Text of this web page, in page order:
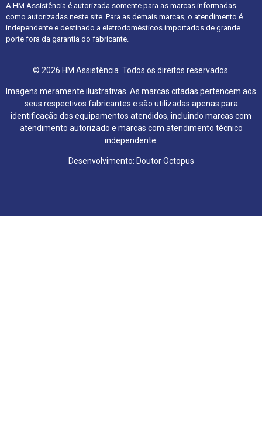
A HM Assistência é autorizada somente para as marcas informadas
como autorizadas neste site. Para as demais marcas, o atendimento é
independente e destinado a eletrodomésticos importados de grande
porte fora da garantia do fabricante.
© 2026 HM Assistência. Todos os direitos reservados.
Imagens meramente ilustrativas. As marcas citadas pertencem aos
seus respectivos fabricantes e são utilizadas apenas para
identificação dos equipamentos atendidos, incluindo marcas com
atendimento autorizado e marcas com atendimento técnico
independente.
Desenvolvimento: Doutor Octopus